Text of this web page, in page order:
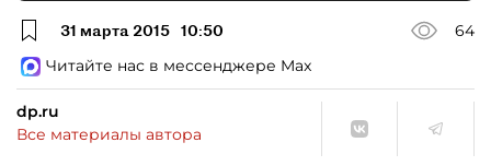
31 марта 2015 10:50
64
Читайте нас в мессенджере Max
dp.ru
Все материалы автора